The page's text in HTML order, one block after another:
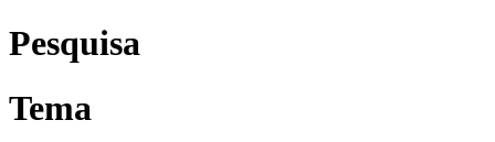
Pesquisa
Tema